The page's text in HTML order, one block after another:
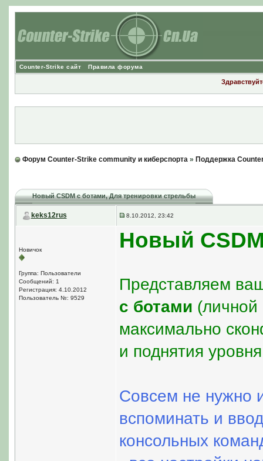
Counter-Strike сайт Правила форума
Форум Counter-Strike community и киберспорта» Поддержка
Новый CSDM с ботами, Для тренировки стрельбы
keks12rus 8.10.2012, 23:42
Новичок
Группа: Пользователи
Сообщений: 1
Регистрация: 4.10.2012
Пользователь №: 9529
Новый
Представляем
с ботами (личной
максимально
и поднятия
Совсем не нужно
вспоминать и
консольных